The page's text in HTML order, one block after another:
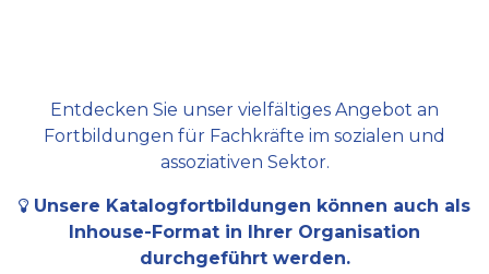
Entdecken Sie unser vielfältiges Angebot an
Fortbildungen für Fachkräfte im sozialen und
assoziativen Sektor.
Unsere Katalogfortbildungen können auch als
Inhouse-Format in Ihrer Organisation
durchgeführt werden.